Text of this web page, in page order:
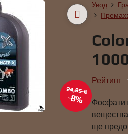
24,95 €
8%
Увод
Рейтинг
ще